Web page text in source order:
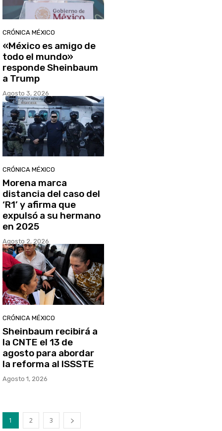
CRÓNICA MÉXICO
«México es amigo de
todo el mundo»
responde Sheinbaum
a Trump
Agosto 3, 2026
CRÓNICA MÉXICO
Morena marca
distancia del caso del
‘R1’ y afirma que
expulsó a su hermano
en 2025
Agosto 2, 2026
CRÓNICA MÉXICO
Sheinbaum recibirá a
la CNTE el 13 de
agosto para abordar
la reforma al ISSSTE
Agosto 1, 2026
1 2 3